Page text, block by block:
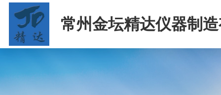
常州金坛精达仪器制
司